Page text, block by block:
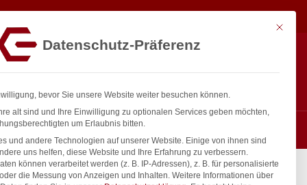
Arktic, 650L, 230V/490W, 1200x833x(H)1460mm
In den Warenkorb
Mit
Datenschutz-Präferenz
bevor Sie unsere Website weiter besuchen können.
alt sind und Ihre Einwilligung zu optionalen Services geben möchten,
um Erlaubnis bitten.
und andere Technologien auf unserer Website. Einige von ihnen sind
uns helfen, diese Website und Ihre Erfahrung zu verbessern.
können verarbeitet werden (z. B. IP-Adressen), z. B. für personalisierte
die Messung von Anzeigen und Inhalten. Weitere Informationen über